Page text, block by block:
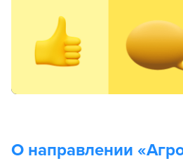
О направлении «